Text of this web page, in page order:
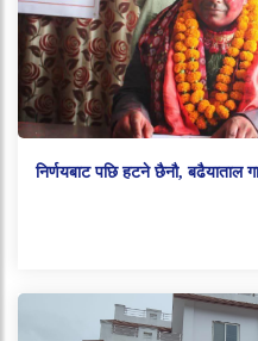
निर्णयबाट पछि हटने छैनौ, बढैयाताल